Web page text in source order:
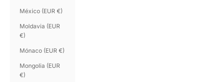
México (EUR €)
Moldavia (EUR
€)
Mónaco (EUR €)
Mongolia (EUR
€)